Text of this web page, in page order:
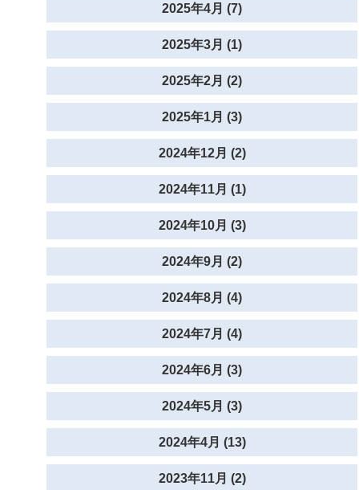
2025年4月 (7)
2025年3月 (1)
2025年2月 (2)
2025年1月 (3)
2024年12月 (2)
2024年11月 (1)
2024年10月 (3)
2024年9月 (2)
2024年8月 (4)
2024年7月 (4)
2024年6月 (3)
2024年5月 (3)
2024年4月 (13)
2023年11月 (2)